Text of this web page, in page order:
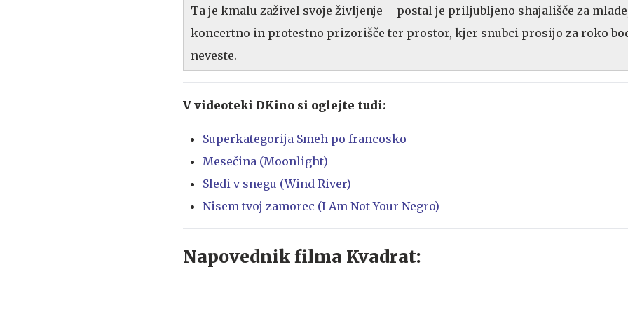
Ta je kmalu zaživel svoje življenje – postal je priljubljeno shajališče za
koncertno in protestno prizorišče ter prostor, kjer snubci prosijo za roko
neveste.
V videoteki DKino si oglejte tudi:
Superkategorija Smeh po francosko
Mesečina (Moonlight)
Sledi v snegu (Wind River)
Nisem tvoj zamorec (I Am Not Your Negro)
Napovednik filma Kvadrat: